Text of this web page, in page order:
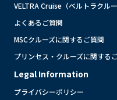
VELTRA Cruise（ベルトラクル
よくあるご質問
MSCクルーズに関するご質問
プリンセス・クルーズに関する
Legal Information
プライバシーポリシー